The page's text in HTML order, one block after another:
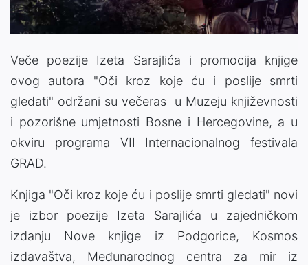
Veče poezije Izeta Sarajlića i promocija knjige
ovog autora "Oči kroz koje ću i poslije smrti
gledati" održani su večeras u Muzeju književnosti
i pozorišne umjetnosti Bosne i Hercegovine, a u
okviru programa VII Internacionalnog festivala
GRAD.
Knjiga "Oči kroz koje ću i poslije smrti gledati" novi
je izbor poezije Izeta Sarajlića u zajedničkom
izdanju Nove knjige iz Podgorice, Kosmos
izdavaštva, Međunarodnog centra za mir iz